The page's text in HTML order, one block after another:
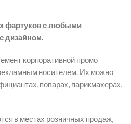
фартуков с любыми
дизайном.
корпоративной промо
носителем. Их можно
поварах, парикмахерах,
в местах розничных продаж,